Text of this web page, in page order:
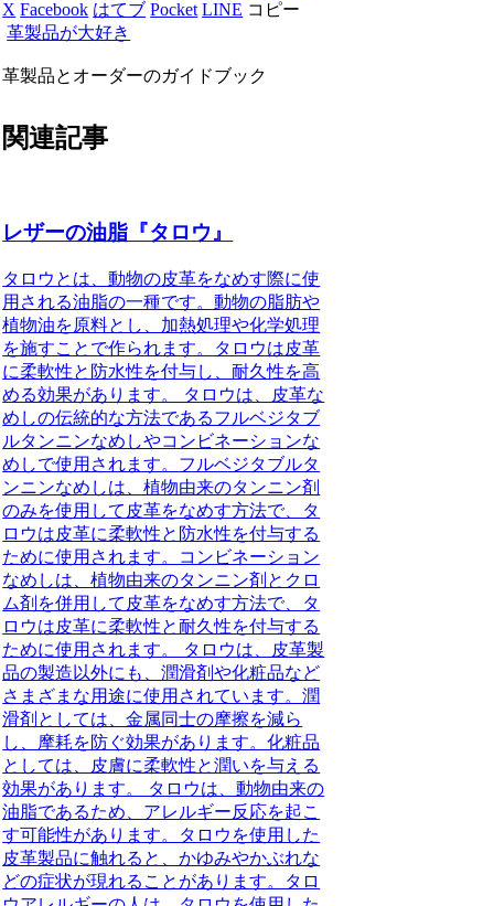
X Facebook はてブ Pocket LINE コピー
革製品が大好き
革製品とオーダーのガイドブック
関連記事
レザーの油脂『タロウ』
タロウとは、動物の皮革をなめす際に使
用される油脂の一種です。動物の脂肪や
植物油を原料とし、加熱処理や化学処理
を施すことで作られます。タロウは皮革
に柔軟性と防水性を付与し、耐久性を高
める効果があります。 タロウは、皮革な
めしの伝統的な方法であるフルベジタブ
ルタンニンなめしやコンビネーションな
めしで使用されます。フルベジタブルタ
ンニンなめしは、植物由来のタンニン剤
のみを使用して皮革をなめす方法で、タ
ロウは皮革に柔軟性と防水性を付与する
ために使用されます。コンビネーション
なめしは、植物由来のタンニン剤とクロ
ム剤を併用して皮革をなめす方法で、タ
ロウは皮革に柔軟性と耐久性を付与する
ために使用されます。 タロウは、皮革製
品の製造以外にも、潤滑剤や化粧品など
さまざまな用途に使用されています。潤
滑剤としては、金属同士の摩擦を減ら
し、摩耗を防ぐ効果があります。化粧品
としては、皮膚に柔軟性と潤いを与える
効果があります。 タロウは、動物由来の
油脂であるため、アレルギー反応を起こ
す可能性があります。タロウを使用した
皮革製品に触れると、かゆみやかぶれな
どの症状が現れることがあります。タロ